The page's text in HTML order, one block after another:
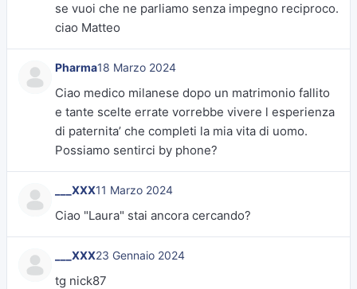
se vuoi che ne parliamo senza impegno reciproco.
ciao Matteo
Pharma18 Marzo 2024
Ciao medico milanese dopo un matrimonio fallito
e tante scelte errate vorrebbe vivere l esperienza
di paternita’ che completi la mia vita di uomo.
Possiamo sentirci by phone?
___XXX11 Marzo 2024
Ciao "Laura" stai ancora cercando?
___XXX23 Gennaio 2024
tg nick87